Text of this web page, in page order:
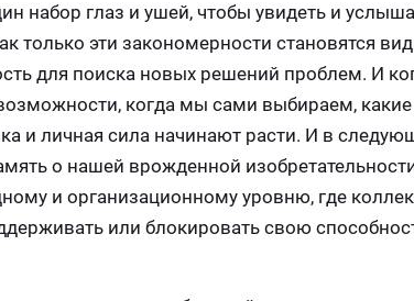
набор глаз и ушей, чтобы увидеть и
только эти закономерности становятся
для поиска новых решений проблем. И
когда мы сами выбираем, какие
и личная сила начинают расти. И в
о нашей врожденной
и организационному уровню, где
или блокировать свою